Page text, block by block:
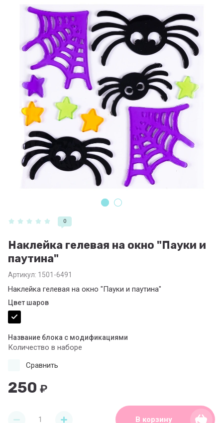
0
Наклейка гелевая на окно "Пауки и
паутина"
Артикул: 1501-6491
Наклейка гелевая на окно "Пауки и паутина"
Цвет шаров
Название блока с модификациями
Количество в наборе
250 ₽
Сравнить
В корзину